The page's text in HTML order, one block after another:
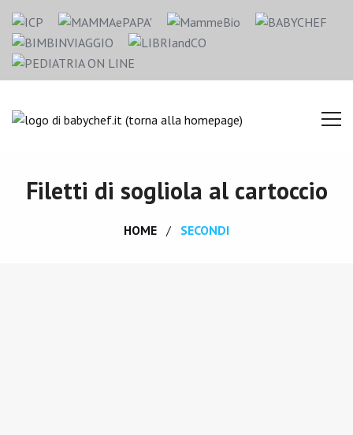
Filetti di sogliola al cartoccio
HOME SECONDI